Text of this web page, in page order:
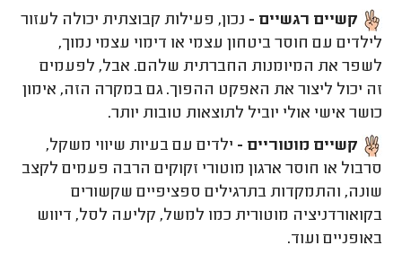
קשיים רגשיים - נכון, פעילות קבוצתית יכולה לעזור
לילדים עם חוסר ביטחון עצמי או דימוי עצמי נמוך,
לשפר את המיומנות החברתית שלהם. אבל, לפעמים
זה יכול ליצור את האפקט ההפוך. גם במקרה הזה, אימון
כושר אישי אולי יוביל לתוצאות טובות יותר.
קשיים מוטוריים - ילדים עם בעיות שיווי משקל,
סרבול או חוסר ארגון מוטורי זקוקים הרבה פעמים לקצב
שונה, והתמקדות בתרגילים ספציפיים שקשורים
בקואורדניציה מוטורית כמו למשל, קליעה לסל, דיווש
באופניים ועוד.